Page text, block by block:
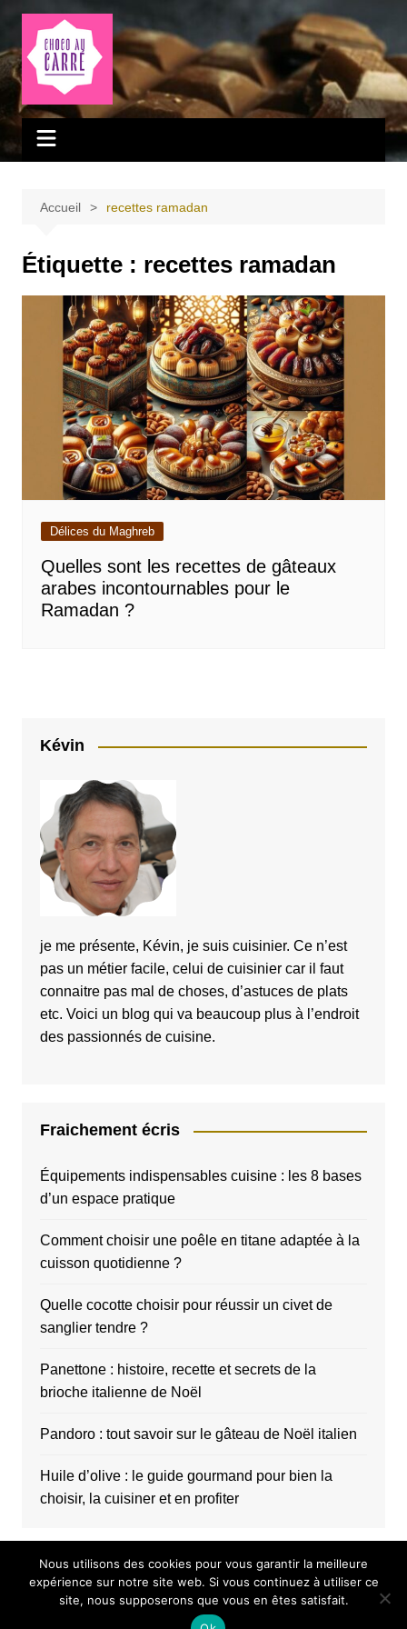
Aller
contenu
Accueil recettes ramadan
Étiquette : recettes ramadan
Délices du Maghreb
Quelles sont les recettes de gâteaux
arabes incontournables pour le
Ramadan ?
Kévin
je me présente, Kévin, je suis cuisinier. Ce n’est
pas un métier facile, celui de cuisinier car il faut
connaitre pas mal de choses, d’astuces de plats
etc. Voici un blog qui va beaucoup plus à l’endroit
des passionnés de cuisine.
Fraichement écris
Équipements indispensables cuisine : les 8 bases
d’un espace pratique
Comment choisir une poêle en titane adaptée à la
cuisson quotidienne ?
Quelle cocotte choisir pour réussir un civet de
sanglier tendre ?
Panettone : histoire, recette et secrets de la
brioche italienne de Noël
Pandoro : tout savoir sur le gâteau de Noël italien
Huile d’olive : le guide gourmand pour bien la
choisir, la cuisiner et en profiter
Copyright © 2026 Choco au carré. All rights reserved.
Nous utilisons des cookies pour vous garantir la meilleure
expérience sur notre site web. Si vous continuez à utiliser ce
site, nous supposerons que vous en êtes satisfait.